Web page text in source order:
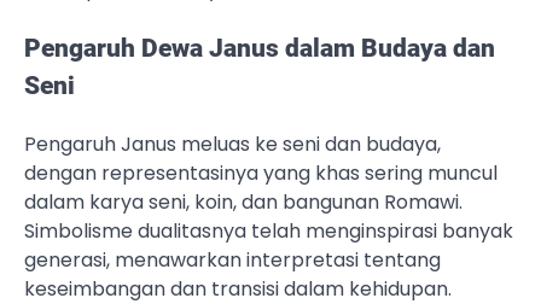
Pengaruh Dewa Janus dalam Budaya dan
Seni
Pengaruh Janus meluas ke seni dan budaya,
dengan representasinya yang khas sering muncul
dalam karya seni, koin, dan bangunan Romawi.
Simbolisme dualitasnya telah menginspirasi banyak
generasi, menawarkan interpretasi tentang
keseimbangan dan transisi dalam kehidupan.